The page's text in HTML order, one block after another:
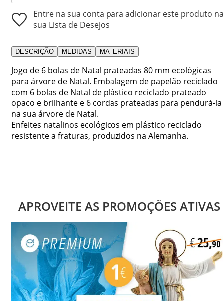
Entre na sua conta para adicionar este produto na
sua Lista de Desejos
DESCRIÇÃO MEDIDAS MATERIAIS
Jogo de 6 bolas de Natal prateadas 80 mm ecológicas
para árvore de Natal. Embalagem de papelão reciclado
com 6 bolas de Natal de plástico reciclado prateado
opaco e brilhante e 6 cordas prateadas para pendurá-la
na sua árvore de Natal.
Enfeites natalinos ecológicos em plástico reciclado
resistente a fraturas, produzidos na Alemanha.
APROVEITE AS PROMOÇÕES ATIVAS